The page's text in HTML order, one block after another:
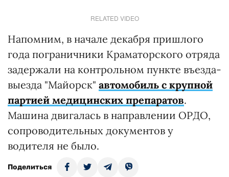
RELATED VIDEO
Напомним, в начале декабря пришлого
года пограничники Краматорского отряда
задержали на контрольном пункте въезда-
выезда "Майорск" автомобиль с крупной
партией медицинских препаратов.
Машина двигалась в направлении ОРДО,
сопроводительных документов у
водителя не было.
Поделиться